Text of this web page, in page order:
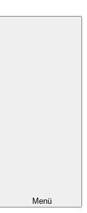
Katholischen
Menü